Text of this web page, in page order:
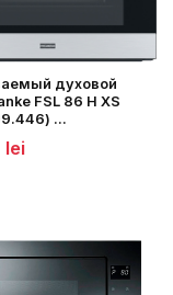
духовой
FSL 86 H XS
...
lei